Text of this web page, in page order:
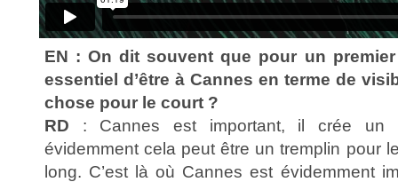
EN : On dit souvent que pour un
essentiel d’être à Cannes en terme de
chose pour le court ?
RD : Cannes est important, il crée un
évidemment cela peut être un tremplin pour
long. C’est là où Cannes est évidemment